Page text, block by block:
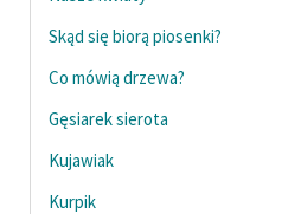
Skąd się biorą piosenki?
Co mówią drzewa?
Gęsiarek sierota
Kujawiak
Kurpik